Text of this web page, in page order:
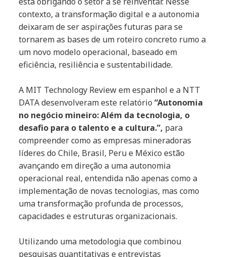
contexto, a transformação digital e a autonomia
deixaram de ser aspirações futuras para se
tornarem as bases de um roteiro concreto rumo a
um novo modelo operacional, baseado em
eficiência, resiliência e sustentabilidade.
A MIT Technology Review em espanhol e a NTT
DATA desenvolveram este relatório“Autonomia
no negócio mineiro: Além da tecnologia, o
desafio para o talento e a cultura.”, para
compreender como as empresas mineradoras
líderes do Chile, Brasil, Peru e México estão
avançando em direção a uma autonomia
operacional real, entendida não apenas como a
implementação de novas tecnologias, mas como
uma transformação profunda de processos,
capacidades e estruturas organizacionais.
Utilizando uma metodologia que combinou
pesquisas quantitativas e entrevistas